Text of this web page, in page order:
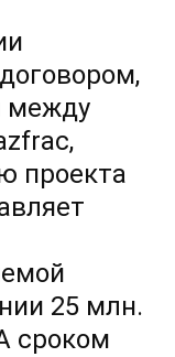
между
проекта
25 млн.
сроком